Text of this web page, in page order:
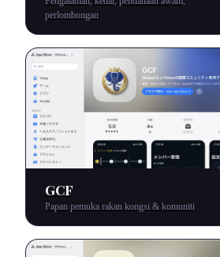
perlombongan
GCF
Papan pemuka rakan kongsi & komuniti